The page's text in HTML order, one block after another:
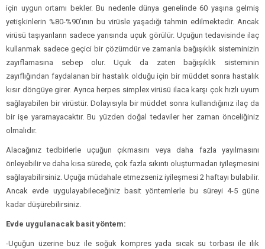
için uygun ortamı bekler. Bu nedenle dünya genelinde 60 yaşına gelmiş
yetişkinlerin %80-%90’ının bu virüsle yaşadığı tahmin edilmektedir. Ancak
virüsü taşıyanların sadece yarısında uçuk görülür. Uçuğun tedavisinde ilaç
kullanmak sadece geçici bir çözümdür ve zamanla bağışıklık sisteminizin
zayıflamasına sebep olur. Uçuk da zaten bağışıklık sisteminin
zayıflığından faydalanan bir hastalık olduğu için bir müddet sonra hastalık
kısır döngüye girer. Ayrıca herpes simplex virüsü ilaca karşı çok hızlı uyum
sağlayabilen bir virüstür. Dolayısıyla bir müddet sonra kullandığınız ilaç da
bir işe yaramayacaktır. Bu yüzden doğal tedaviler her zaman önceliğiniz
olmalıdır.
Alacağınız tedbirlerle uçuğun çıkmasını veya daha fazla yayılmasını
önleyebilir ve daha kısa sürede, çok fazla sıkıntı oluşturmadan iyileşmesini
sağlayabilirsiniz. Uçuğa müdahale etmezseniz iyileşmesi 2 haftayı bulabilir.
Ancak evde uygulayabileceğiniz basit yöntemlerle bu süreyi 4-5 güne
kadar düşürebilirsiniz.
Evde uygulanacak basit yöntem:
-Uçuğun üzerine buz ile soğuk kompres yada sıcak su torbası ile ılık